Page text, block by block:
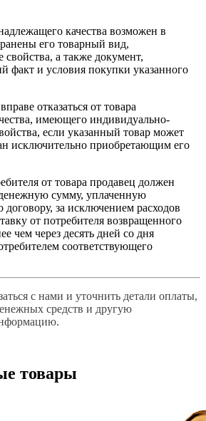
качества возможен в
его товарный вид,
свойства, а также документ,
факт и условия покупки указанного
отказаться от товара
имеющего индивидуально-
если указанный товар может
исключительно приобретающим его
от товара продавец должен
сумму, уплаченную
договору, за исключением расходов
от потребителя возвращенного
чем через десять дней со дня
соответствующего
с нами и уточнить детали оплаты,
средств и другую
товары